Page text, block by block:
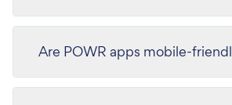
Are POWR apps mobile-